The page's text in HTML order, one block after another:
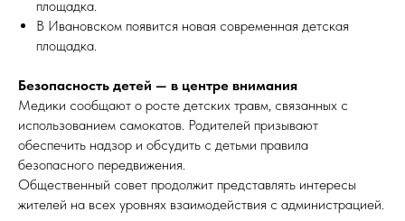
площадка.
В Ивановском появится новая современная детская
площадка.
Безопасность детей — в центре внимания
Медики сообщают о росте детских травм, связанных с
использованием самокатов. Родителей призывают
обеспечить надзор и обсудить с детьми правила
безопасного передвижения.
Общественный совет продолжит представлять интересы
жителей на всех уровнях взаимодействия с администрацией.